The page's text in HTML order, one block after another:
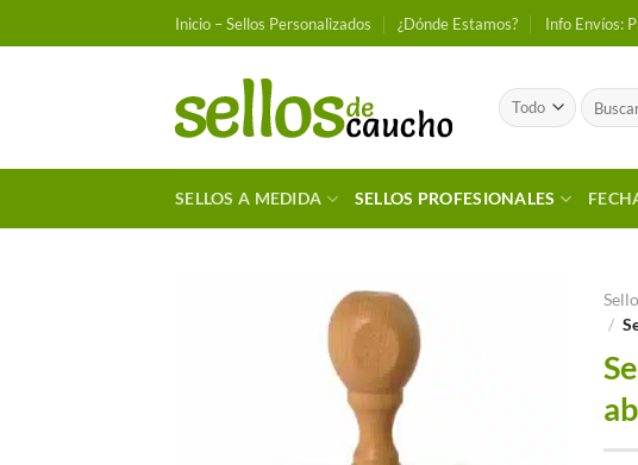
al
Inicio – Sellos Personalizados ¿Dónde Estamos? Info Envíos:
Buscar
por:
SELLOS A MEDIDA SELLOS PROFESIONALES
/